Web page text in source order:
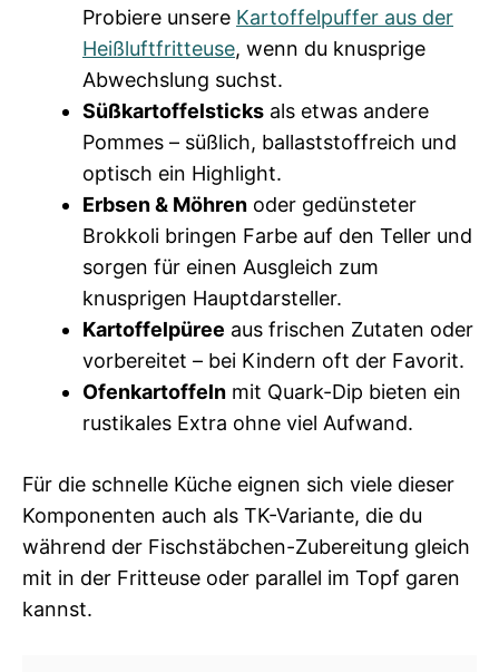
Probiere unsere Kartoffelpuffer aus der
Heißluftfritteuse, wenn du knusprige
Abwechslung suchst.
Süßkartoffelsticks als etwas andere
Pommes – süßlich, ballaststoffreich und
optisch ein Highlight.
Erbsen & Möhren oder gedünsteter
Brokkoli bringen Farbe auf den Teller und
sorgen für einen Ausgleich zum
knusprigen Hauptdarsteller.
Kartoffelpüree aus frischen Zutaten oder
vorbereitet – bei Kindern oft der Favorit.
Ofenkartoffeln mit Quark-Dip bieten ein
rustikales Extra ohne viel Aufwand.
Für die schnelle Küche eignen sich viele dieser
Komponenten auch als TK-Variante, die du
während der Fischstäbchen-Zubereitung gleich
mit in der Fritteuse oder parallel im Topf garen
kannst.